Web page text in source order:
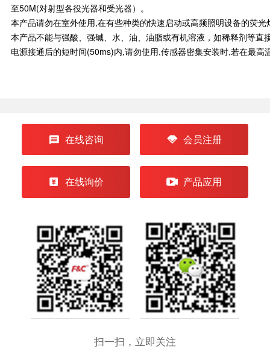
至50M(对射型各役光器和受光器）。
本产品请勿在室外使用,在有些种类的快速启动或高频照明设备的荧
本产品不能与强酸、强碱、水、油、油脂或有机溶液，如稀释剂等
电源接通后的短时间(50ms)内,请勿使用,传感器密集安装时,若在最高
在线咨询 会员注册
在线询价 产品应用
扫一扫，立即关注